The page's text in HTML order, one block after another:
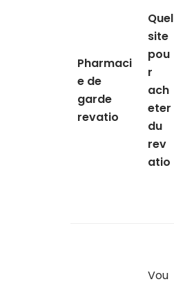
Pharmaci
e de
garde
revatio
Quel
site
pou
r
ach
eter
du
rev
atio
Vou